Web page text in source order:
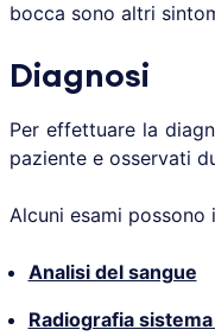
bocca sono altri
Diagnosi
Per effettuare la
paziente e osservati
Alcuni esami
Analisi del sangue
Radiografia